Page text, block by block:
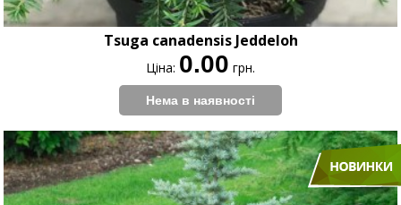
Tsuga canadensis Jeddeloh
Ціна: 0.00 грн.